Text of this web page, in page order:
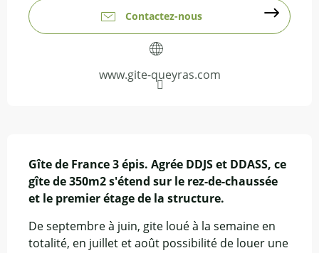
Contactez-nous
www.gite-queyras.com
Gîte de France 3 épis. Agrée DDJS et DDASS, ce
gîte de 350m2 s'étend sur le rez-de-chaussée
et le premier étage de la structure.
De septembre à juin, gite loué à la semaine en
totalité, en juillet et août possibilité de louer une